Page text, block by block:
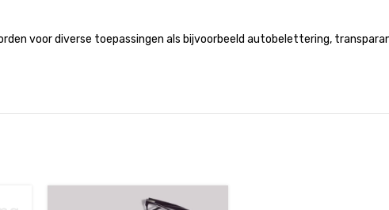
voor diverse toepassingen als bijvoorbeeld autobelettering,